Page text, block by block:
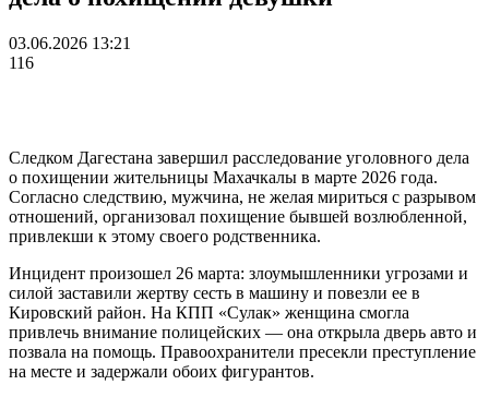
03.06.2026 13:21
116
Следком Дагестана завершил расследование уголовного дела
о похищении жительницы Махачкалы в марте 2026 года.
Согласно следствию, мужчина, не желая мириться с разрывом
отношений, организовал похищение бывшей возлюбленной,
привлекши к этому своего родственника.
Инцидент произошел 26 марта: злоумышленники угрозами и
силой заставили жертву сесть в машину и повезли ее в
Кировский район. На КПП «Сулак» женщина смогла
привлечь внимание полицейских — она открыла дверь авто и
позвала на помощь. Правоохранители пресекли преступление
на месте и задержали обоих фигурантов.